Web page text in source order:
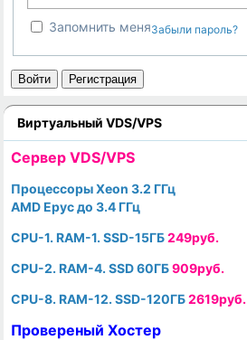
Запомнить меняЗабыли пароль?
Войти Регистрация
Виртуальный VDS/VPS
Cервер VDS/VPS
Процессоры Xeon 3.2 ГГц
AMD Epyc до 3.4 ГГц
CPU-1. RAM-1. SSD-15ГБ249руб.
CPU-2. RAM-4. SSD 60ГБ909руб.
CPU-8. RAM-12. SSD-120ГБ2619руб.
Провереный Хостер